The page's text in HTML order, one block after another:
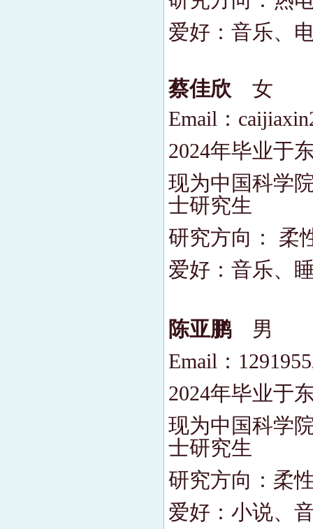
爱好：音乐、
蔡佳欣
女
Email：
2024年毕业于
现为中国科学
士研究生
研究方向： 柔
爱好：音乐、
陈亚鹏 男
Email：
2024年毕业于
现为中国科学
士研究生
研究方向：柔
爱好：小说、